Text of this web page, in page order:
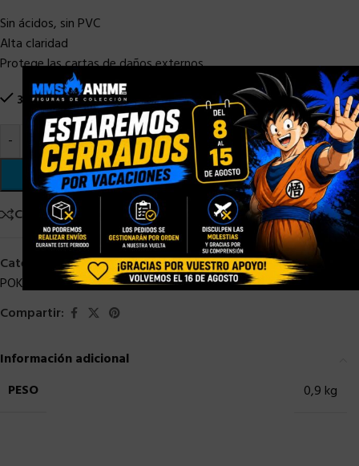
Sin ácidos, sin PVC
Alta claridad
Protege las cartas de daños externos
3 disponibles
-
+
AÑADIR AL CARRITO
Comparar Añadir a la lista de deseos
Categorías:CHINO,COREANO,ESPAÑOL,INGLES,JAPONES
POKEMON TCG
Compartir:
Información adicional
PESO
0,9 kg
×